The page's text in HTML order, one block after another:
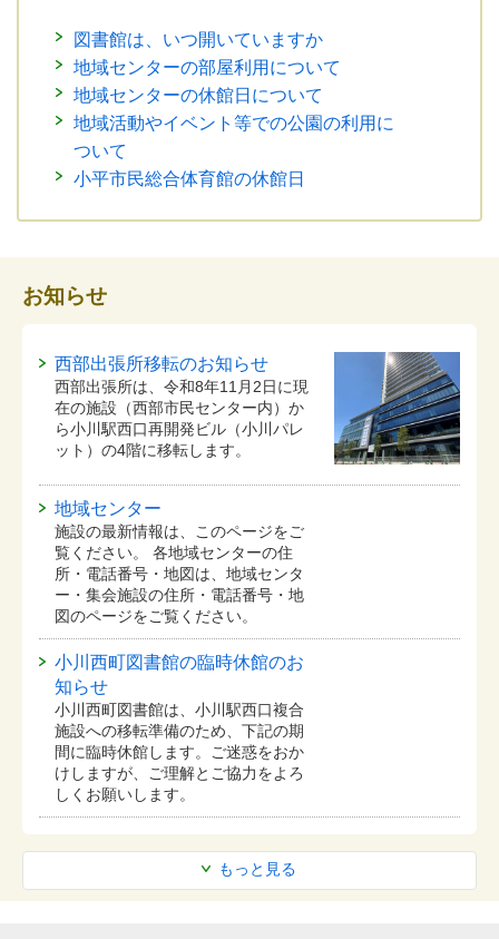
図書館は、いつ開いていますか
地域センターの部屋利用について
地域センターの休館日について
地域活動やイベント等での公園の利用に
ついて
小平市民総合体育館の休館日
お知らせ
もっと見る
西部出張所移転のお知らせ
西部出張所は、令和8年11月2日に現
在の施設（西部市民センター内）か
ら小川駅西口再開発ビル（小川パレ
ット）の4階に移転します。
地域センター
施設の最新情報は、このページをご
覧ください。 各地域センターの住
所・電話番号・地図は、地域センタ
ー・集会施設の住所・電話番号・地
図のページをご覧ください。
小川西町図書館の臨時休館のお
知らせ
小川西町図書館は、小川駅西口複合
施設への移転準備のため、下記の期
間に臨時休館します。ご迷惑をおか
けしますが、ご理解とご協力をよろ
しくお願いします。